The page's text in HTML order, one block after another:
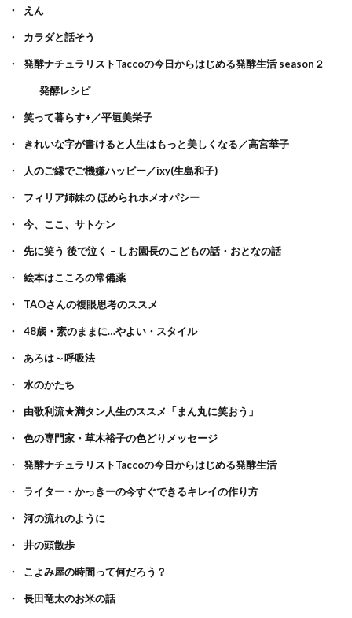
えん
カラダと話そう
発酵ナチュラリストTaccoの今日からはじめる発酵生活 season２
発酵レシピ
笑って暮らす+／平垣美栄子
きれいな字が書けると人生はもっと美しくなる／高宮華子
人のご縁でご機嫌ハッピー／ixy(生島和子)
フィリア姉妹の ほめられホメオパシー
今、ここ、サトケン
先に笑う 後で泣く – しお園長のこどもの話・おとなの話
絵本はこころの常備薬
TAOさんの複眼思考のススメ
48歳・素のままに…やよい・スタイル
あろは～呼吸法
水のかたち
由歌利流★満タン人生のススメ「まん丸に笑おう」
色の専門家・草木裕子の色どりメッセージ
発酵ナチュラリストTaccoの今日からはじめる発酵生活
ライター・かっきーの今すぐできるキレイの作り方
河の流れのように
井の頭散歩
こよみ屋の時間って何だろう？
長田竜太のお米の話